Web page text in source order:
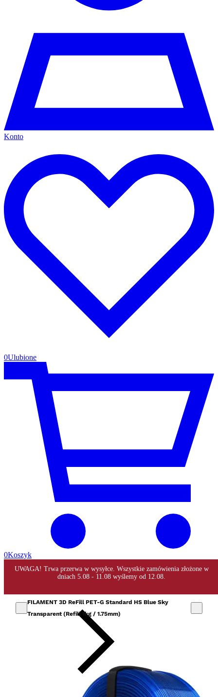
Konto
0Ulubione
0Koszyk
FILAMENT 3D ReFill PET-G Standard HS Blue Sky
Transparent (Refill 1kg / 1.75mm)